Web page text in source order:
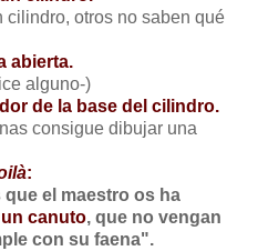
cilindro, otros no saben qué
abierta.
alguno-)
de la base del cilindro.
consigue dibujar una
:
el maestro os ha
un canuto, que no vengan
con su faena".